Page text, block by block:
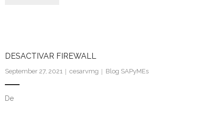
DESACTIVAR FIREWALL
September 27, 2021 cesarvmg Blog SAPyMEs
De